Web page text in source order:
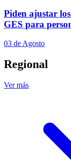
Piden ajustar
GES para
03 de Agosto
Regional
Ver más